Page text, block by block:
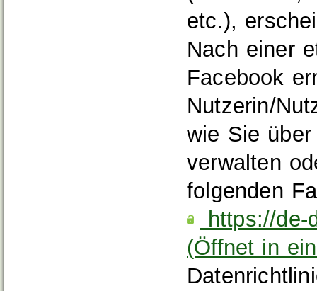
etc.),
Nach einer
Facebook
Nutzerin/
wie Sie
verwalten
folgenden
https://
(Öffnet in